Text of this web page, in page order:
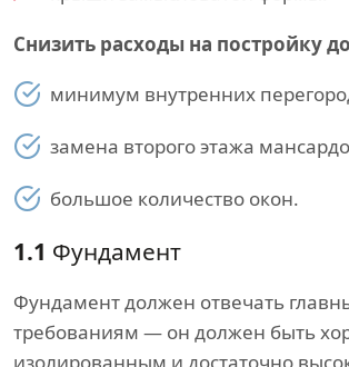
Снизить расходы на постройку
минимум внутренних
замена второго этажа
большое количество окон.
1.1 Фундамент
Фундамент должен отвечать
требованиям — он должен быть